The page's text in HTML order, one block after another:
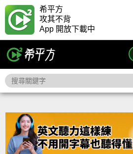
希平方
攻其不背
App 開放下載中